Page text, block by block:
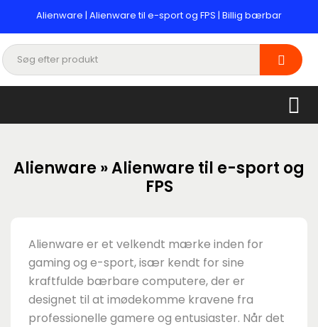
Alienware | Alienware til e-sport og FPS | Billig bærbar
Alienware » Alienware til e-sport og
FPS
Alienware er et velkendt mærke inden for
gaming og e-sport, især kendt for sine
kraftfulde bærbare computere, der er
designet til at imødekomme kravene fra
professionelle gamere og entusiaster. Når det